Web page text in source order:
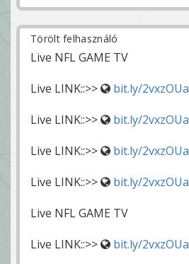
Törölt felhasználó
Live NFL GAME TV
Live LINK::>>
bit.ly/2vxzOUa
Live LINK::>>
bit.ly/2vxzOUa
Live LINK::>>
bit.ly/2vxzOUa
Live LINK::>>
bit.ly/2vxzOUa
Live NFL GAME TV
Live LINK::>>
bit.ly/2vxzOUa